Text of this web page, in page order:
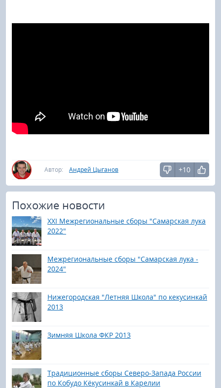
Автор: Андрей Цыганов +10
Похожие новости
XXI Межрегиональные сборы "Самарская лука
2022"
Межрегиональные сборы "Самарская лука -
2024"
Нижегородская "Летняя Школа" по кекусинкай
2013
Зимняя Школа ФКР 2013
Традиционные сборы Северо-Запада России
по Кобудо Кёкусинкай в Карелии